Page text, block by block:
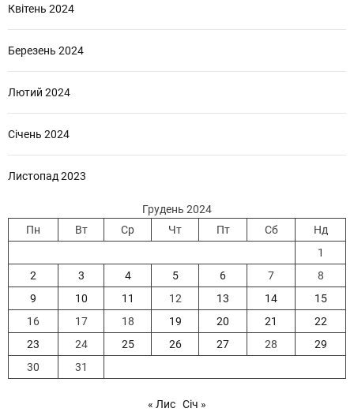
Квітень 2024
Березень 2024
Лютий 2024
Січень 2024
Листопад 2023
Грудень 2024
Пн
Вт Ср Чт Пт Сб
Нд
1
2
3 4 5 6 7
8
9
10 11 12 13 14
15
16
17 18 19 20 21
22
23
24 25 26 27 28
29
30
31
« Лис Січ »